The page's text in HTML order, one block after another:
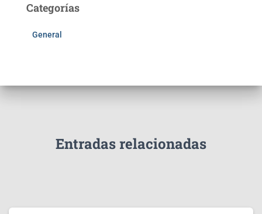
Categorías
General
Entradas relacionadas